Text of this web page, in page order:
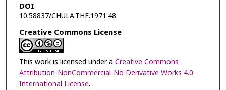
DOI
10.58837/CHULA.THE.1971.48
Creative Commons License
This work is licensed under a Creative Commons
Attribution-NonCommercial-No Derivative Works 4.0
International License.